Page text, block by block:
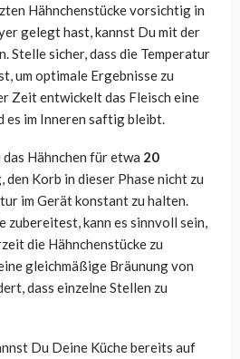
Hähnchenstücke vorsichtig in
gelegt hast, kannst Du mit der
Stelle sicher, dass die Temperatur
um optimale Ergebnisse zu
Zeit entwickelt das Fleisch eine
es im Inneren saftig bleibt.
Hähnchen für etwa 20
den Korb in dieser Phase nicht zu
im Gerät konstant zu halten.
zubereitest, kann es sinnvoll sein,
die Hähnchenstücke zu
gleichmäßige Bräunung von
dass einzelne Stellen zu
Du Deine Küche bereits auf